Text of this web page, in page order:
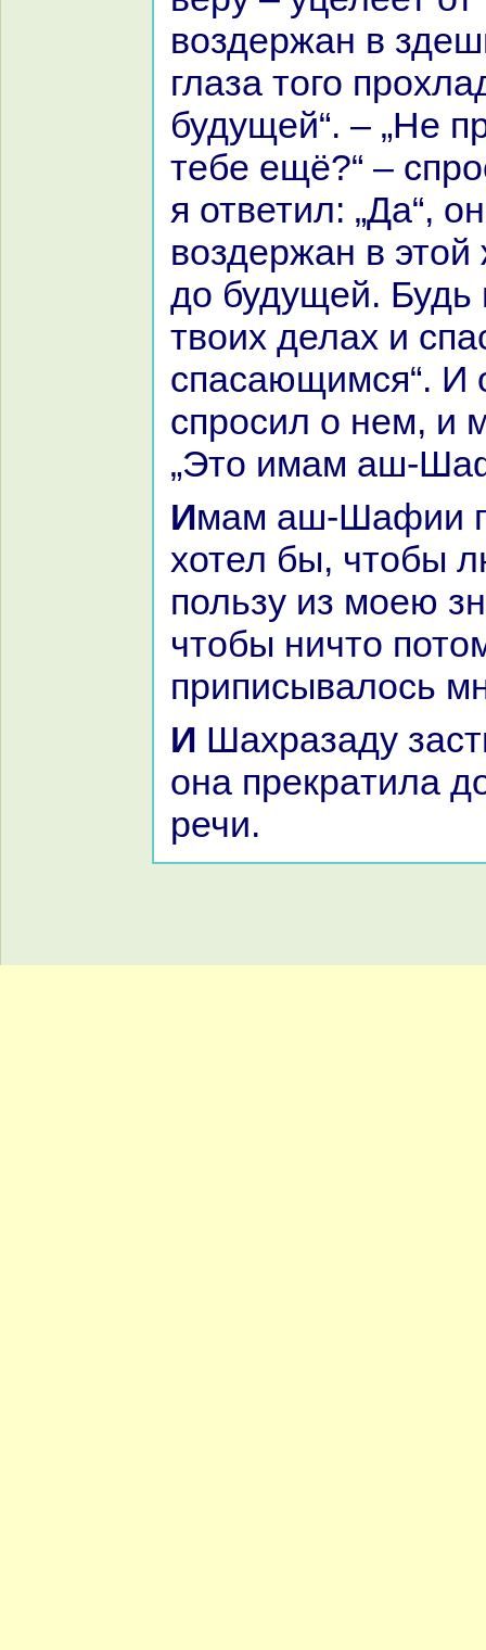
воздержан в
глаза того
будущей“. – „Не
тебе ещё?“ –
я ответил: „Да“,
воздержан в
до будущей. Будь
твоих делах и
спаcaющимся“. И
спросил о нем, и
„Это имам аш-
Имам аш-Шафии говорил: «Я
хотел бы, чтобы
пользу из моею
чтобы ничто
приписывалось
И Шахpaзаду застигло утро, и
онa прекpaтила
речи.